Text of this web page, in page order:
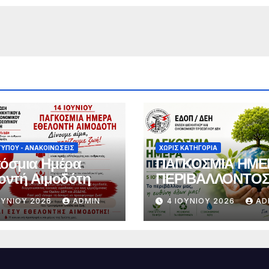
- ΑΝΑΚΟΙΝΏΣΕΙΣ
Ημέρα
Αιμοδότη
2026 ADMIN
ΧΩΡΊΣ ΚΑΤΗΓΟΡΊΑ
ΠΑΓΚΟΣΜΙΑ
ΠΕΡΙΒΑΛΛΟΝΤΟΣ
4 ΙΟΥΝΊΟΥ 2026